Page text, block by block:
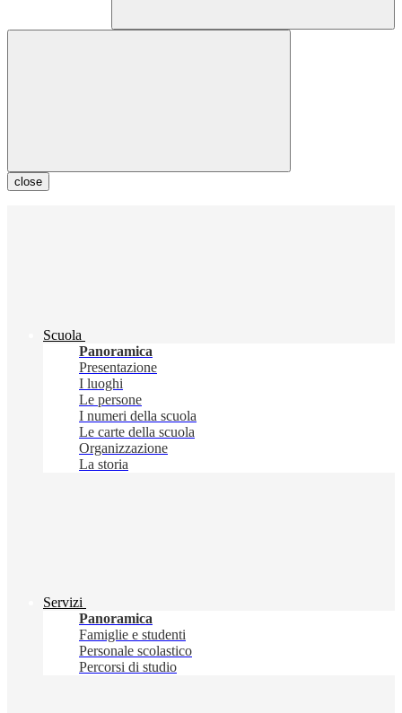
close
Scuola
Panoramica
Presentazione
I luoghi
Le persone
I numeri della scuola
Le carte della scuola
Organizzazione
La storia
Servizi
Panoramica
Famiglie e studenti
Personale scolastico
Percorsi di studio